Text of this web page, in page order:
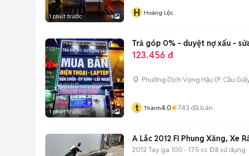
1 phút trước 5 H Hoàng Lộc
1 phút trước 3
Trả góp 0% - duyệt nợ xấu -
123.456 đ
Phường Dịch Vọng Hậu (P. Cầu
t Thành4.0 743 đã bán
A Lắc 2012 FI Phung Xăng, Xe
2012 Tay ga 100 - 175 cc Đã sử dụng